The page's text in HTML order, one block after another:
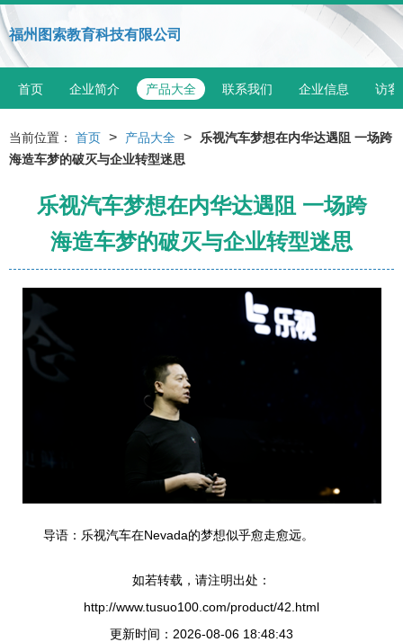
福州图索教育科技有限公司
首页 企业简介 产品大全 联系我们 企业信息 访客
当前位置： 首页 > 产品大全 >
乐视汽车梦想在内华达遇阻 一场跨
海造车梦的破灭与企业转型迷思
乐视汽车梦想在内华达遇阻 一场跨
海造车梦的破灭与企业转型迷思
导语：乐视汽车在Nevada的梦想似乎愈走愈远。
如若转载，请注明出处：
http://www.tusuo100.com/product/42.html
更新时间：2026-08-06 18:48:43